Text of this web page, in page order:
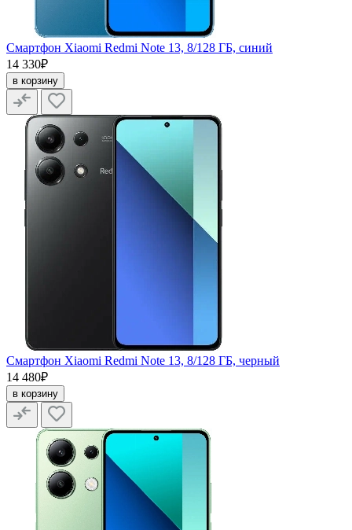
Смартфон Xiaomi Redmi Note 13, 8/128 ГБ, синий
14 330₽
в корзину
Смартфон Xiaomi Redmi Note 13, 8/128 ГБ, черный
14 480₽
в корзину